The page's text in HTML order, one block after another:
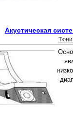
Акустическая